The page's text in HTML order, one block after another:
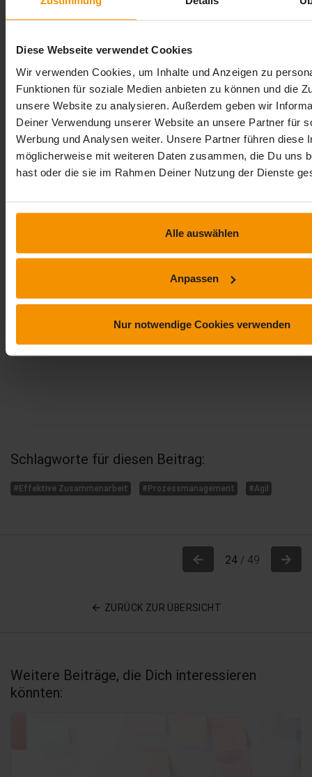
Diese Webseite verwendet Cookies
Wir verwenden Cookies, um Inhalte und Anzeigen zu
Funktionen für soziale Medien anbieten zu können und die
unsere Website zu analysieren. Außerdem geben wir
Deiner Verwendung unserer Website an unsere Partner für
Werbung und Analysen weiter. Unsere Partner führen diese
möglicherweise mit weiteren Daten zusammen, die Du uns
hast oder die sie im Rahmen Deiner Nutzung der Dienste
Alle auswählen
Anpassen
Nur notwendige Cookies verwenden
Prozessmanagement: 1. Operative
Prozessziele ableiten
inkl. MwSt. 69,
Prozessmanagement: Grundlagen
inkl. MwSt. 69,99€
Schlagworte für diesen Beitrag:
#Effektive Zusammenarbeit #Prozessmanagement #Agil
ZURÜCK ZUR ÜBERSICHT
Previous
24/ 49
Weitere Beiträge, die Dich interessieren
könnten: